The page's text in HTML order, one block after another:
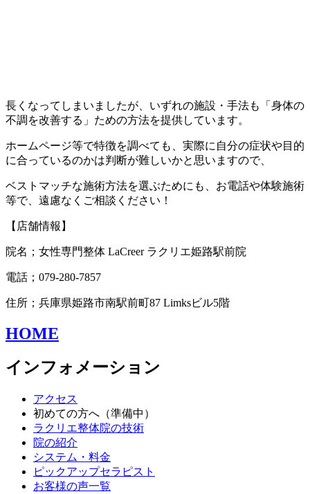
長くなってしまいましたが、いずれの施設・手法も「身体の
不調を改善する」ための方法を提供しています。
ホームページ等で特徴を調べても、実際に自分の症状や目的
に合っているのかは判断が難しいかと思いますので、
ベストマッチな施術方法を選ぶためにも、お電話や体験施術
等で、遠慮なくご相談ください！
【店舗情報】
院名；女性専門整体 LaCreer ラクリエ姫路駅前院
電話；079-280-7857
住所；兵庫県姫路市南駅前町87 Limksビル5階
HOME
インフォメーション
アクセス
初めての方へ（準備中）
ラクリエ整体院の技術
院の紹介
システム・料金
ピックアップセラピスト
お客様の声一覧